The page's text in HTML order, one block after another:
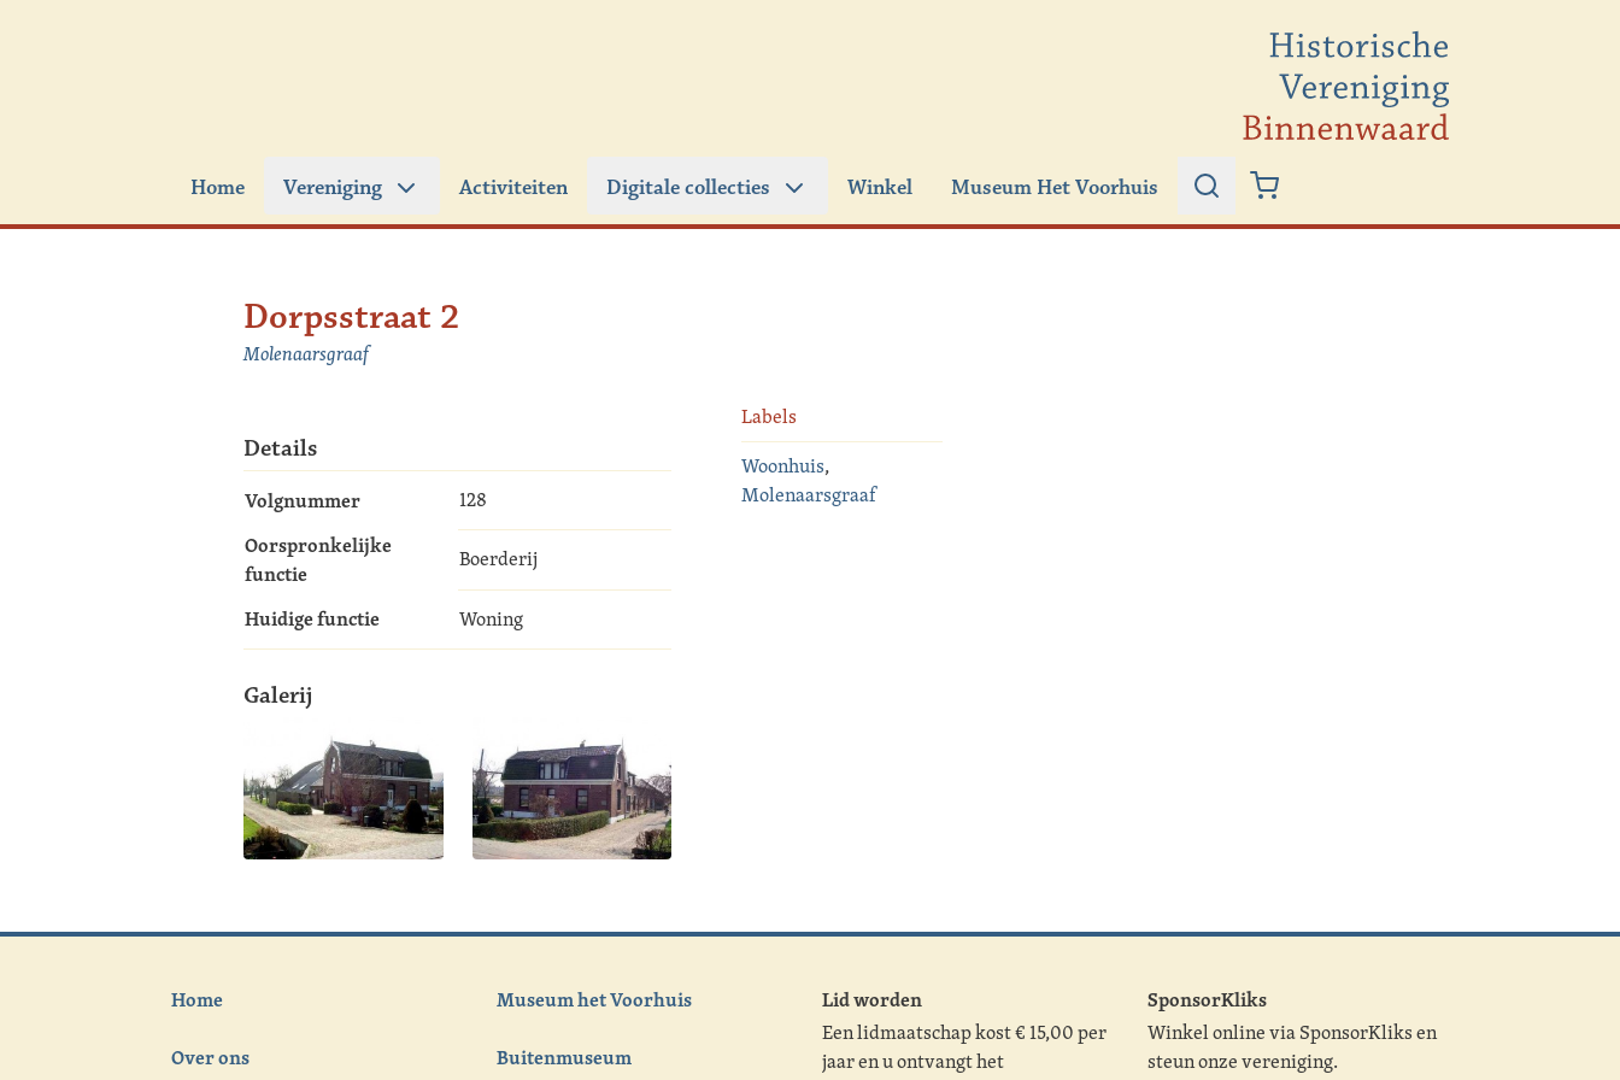
Home Vereniging Activiteiten Digitale collecties Winkel Museum Het Voorhuis
Zoeken
Dorpsstraat 2
Molenaarsgraaf
Details
Volgnummer
128
Oorspronkelijke
functie
Boerderij
Huidige functie Woning
Galerij
Labels
Woonhuis,
Molenaarsgraaf
Home
Over ons
Museum het Voorhuis
Buitenmuseum
Lid worden
Een lidmaatschap kost € 15,00 per
jaar en u ontvangt het
SponsorKliks
Winkel online via SponsorKliks en
steun onze vereniging.